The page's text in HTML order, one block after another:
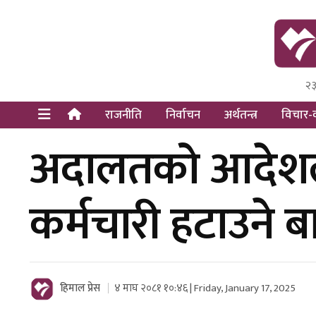
Himal
Dot
राजनीति निर्वाचन अर्थतन्त्र विचार-
अदालतको
कर्मचारी हटाउने
हिमाल प्रेस ४ माघ २०८१ १०:४६ | Friday, January 17, 2025